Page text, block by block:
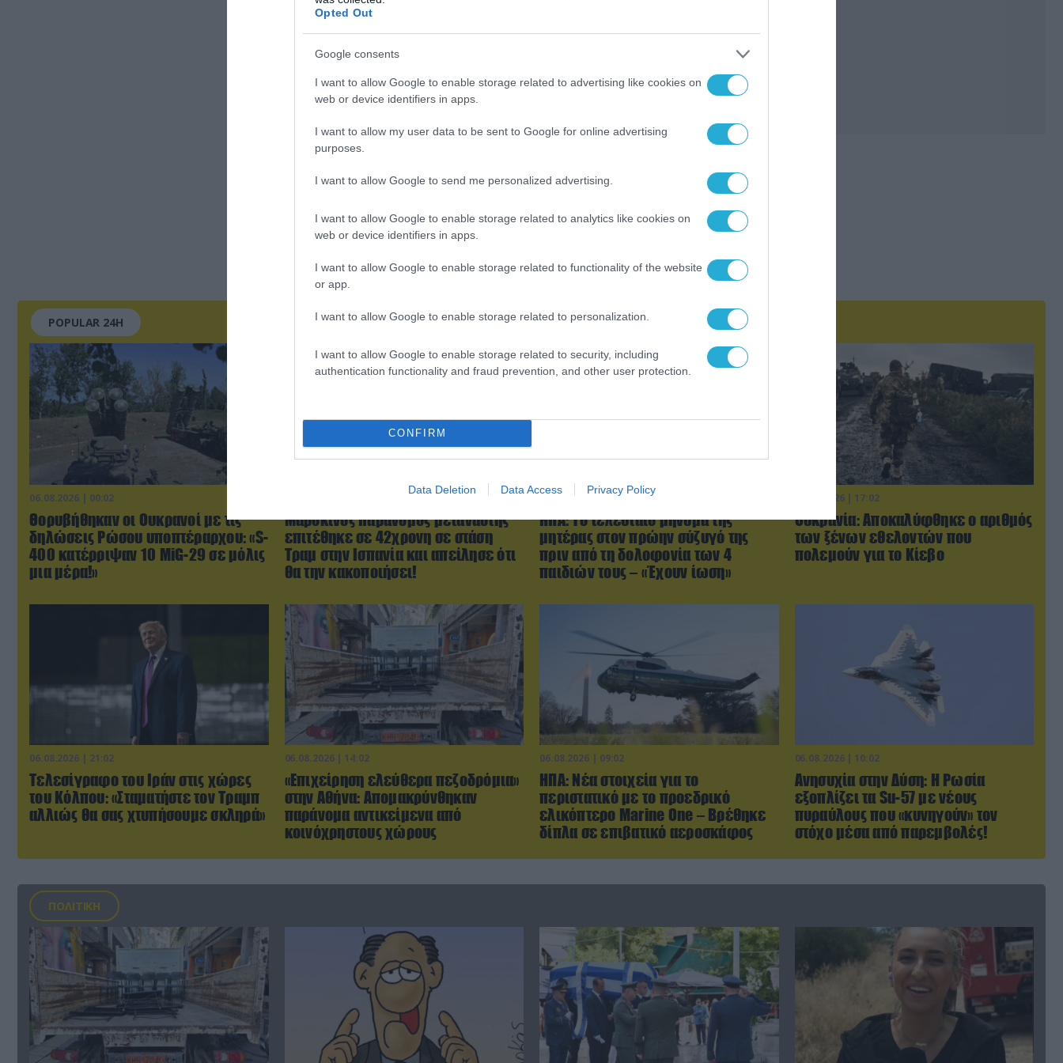
Opted Out
Google consents
I want to allow Google to enable storage related to advertising like cookies on
web or device identifiers in apps.
I want to allow my user data to be sent to Google for online advertising
purposes.
I want to allow Google to send me personalized advertising.
I want to allow Google to enable storage related to analytics like cookies on
web or device identifiers in apps.
I want to allow Google to enable storage related to functionality of the website
or app.
I want to allow Google to enable storage related to personalization.
I want to allow Google to enable storage related to security, including
authentication functionality and fraud prevention, and other user protection.
CONFIRM
Data Deletion Data Access Privacy Policy
POPULAR 24H
06.08.2026 | 00:02
Θορυβήθηκαν οι Ουκρανοί με τις
δηλώσεις Ρώσου υποπτέραρχου: «S-
400 κατέρριψαν 10 MiG-29 σε μόλις
μια μέρα!»
Μαροκινός παράνομος μετανάστης
επιτέθηκε σε 42χρονη σε στάση
Τραμ στην Ισπανία και απείλησε ότι
θα την κακοποιήσει!
06.08.2026 | 09:02
ΗΠΑ: Το τελευταίο μήνυμα της
μητέρας στον πρώην σύζυγό της
πριν από τη δολοφονία των 4
παιδιών τους – «Έχουν ίωση»
06.08.2026 | 17:02
Ουκρανία: Αποκαλύφθηκε ο αριθμός
των ξένων εθελοντών που
πολεμούν για το Κίεβο
06.08.2026 | 21:02
Τελεσίγραφο του Ιράν στις χώρες
του Κόλπου: «Σταματήστε τον Τραμπ
αλλιώς θα σας χτυπήσουμε σκληρά»
06.08.2026 | 14:02
«Επιχείρηση ελεύθερα πεζοδρόμια»
στην Αθήνα: Απομακρύνθηκαν
παράνομα αντικείμενα από
κοινόχρηστους χώρους
06.08.2026 | 09:02
ΗΠΑ: Nέα στοιχεία για το
περιστατικό με το προεδρικό
ελικόπτερο Marine One – Βρέθηκε
δίπλα σε επιβατικό αεροσκάφος
06.08.2026 | 10:02
Ανησυχία στην Δύση: H Ρωσία
εξοπλίζει τα Su-57 με νέους
πυραύλους που «κυνηγούν» τον
στόχο μέσα από παρεμβολές!
ΠΟΛΙΤΙΚΗ